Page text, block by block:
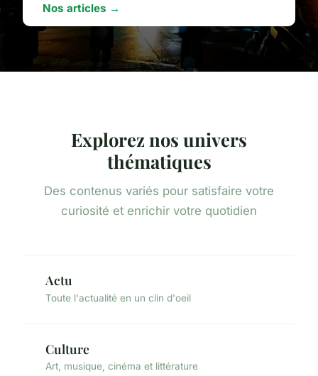
Nos articles →
Explorez nos univers
thématiques
Des contenus variés pour satisfaire votre
curiosité et enrichir votre quotidien
Actu
Toute l'actualité en un clin d'oeil
Culture
Art, musique, cinéma et littérature